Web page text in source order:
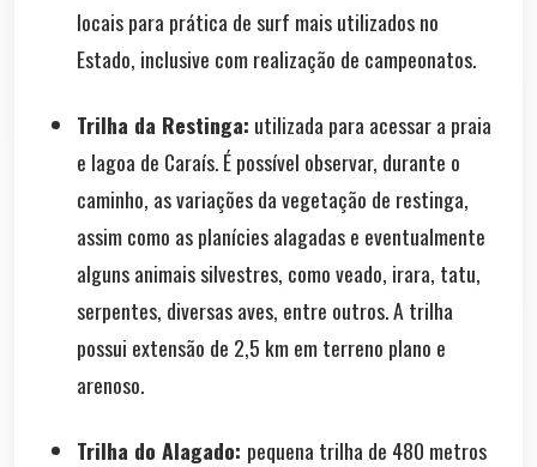
locais para prática de surf mais utilizados no
Estado, inclusive com realização de campeonatos.
Trilha da Restinga: utilizada para acessar a praia
e lagoa de Caraís. É possível observar, durante o
caminho, as variações da vegetação de restinga,
assim como as planícies alagadas e eventualmente
alguns animais silvestres, como veado, irara, tatu,
serpentes, diversas aves, entre outros. A trilha
possui extensão de 2,5 km em terreno plano e
arenoso.
Trilha do Alagado: pequena trilha de 480 metros